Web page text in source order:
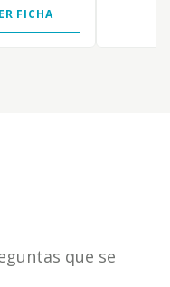
FICHA
que se